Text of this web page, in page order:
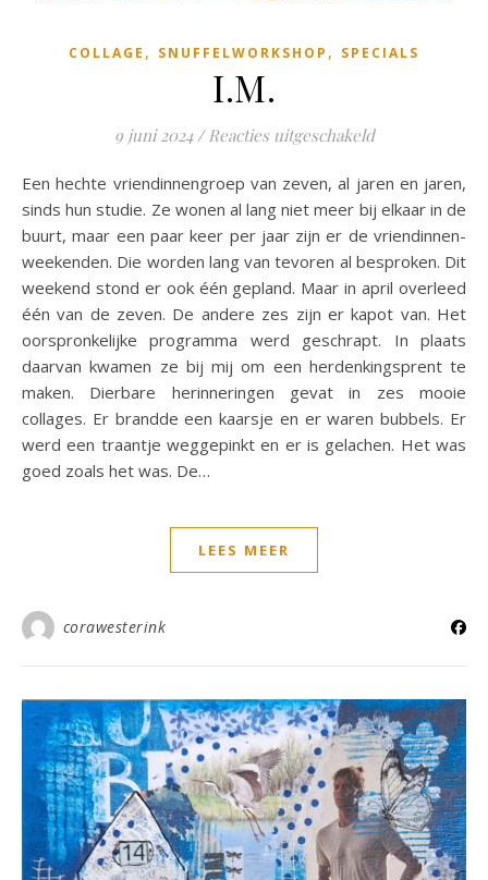
COLLAGE , SNUFFELWORKSHOP , SPECIALS
I.M.
9 juni 2024 / Reacties uitgeschakeldvoor I.M.
Een hechte vriendinnengroep van zeven, al jaren en jaren,
sinds hun studie. Ze wonen al lang niet meer bij elkaar in de
buurt, maar een paar keer per jaar zijn er de vriendinnen-
weekenden. Die worden lang van tevoren al besproken. Dit
weekend stond er ook één gepland. Maar in april overleed
één van de zeven. De andere zes zijn er kapot van. Het
oorspronkelijke programma werd geschrapt. In plaats
daarvan kwamen ze bij mij om een herdenkingsprent te
maken. Dierbare herinneringen gevat in zes mooie
collages. Er brandde een kaarsje en er waren bubbels. Er
werd een traantje weggepinkt en er is gelachen. Het was
goed zoals het was. De…
LEES MEER
corawesterink